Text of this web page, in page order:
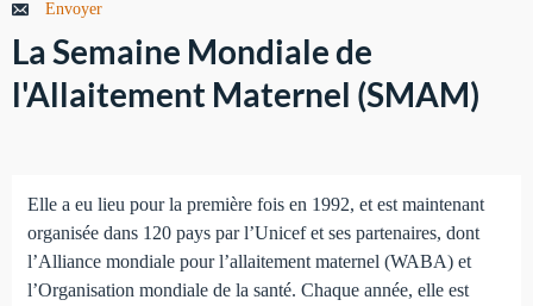
Envoyer
La Semaine Mondiale de
l'Allaitement Maternel (SMAM)
Elle a eu lieu pour la première fois en 1992, et est maintenant
organisée dans 120 pays par l’Unicef et ses partenaires, dont
l’Alliance mondiale pour l’allaitement maternel (WABA) et
l’Organisation mondiale de la santé. Chaque année, elle est